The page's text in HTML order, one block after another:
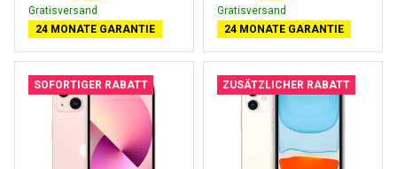
Gratisversand
24 MONATE GARANTIE
Gratisversand
24 MONATE GARANTIE
SOFORTIGER RABATT ZUSÄTZLICHER RABATT